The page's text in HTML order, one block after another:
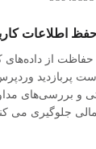
حفظ اطلاعات
از داده‌های
پربازدید وردپرس
و بررسی‌های
جلوگیری می